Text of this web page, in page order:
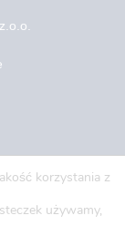
korzystania z
używamy,